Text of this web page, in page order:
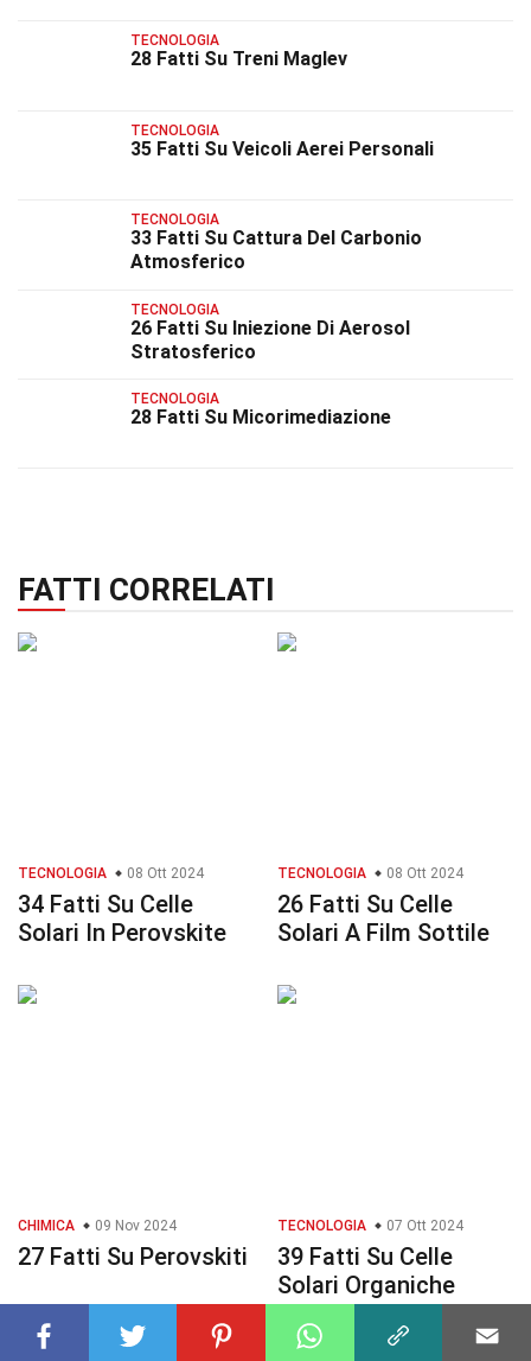
TECNOLOGIA
28 Fatti Su Treni Maglev
TECNOLOGIA
35 Fatti Su Veicoli Aerei Personali
TECNOLOGIA
33 Fatti Su Cattura Del Carbonio
Atmosferico
TECNOLOGIA
26 Fatti Su Iniezione Di Aerosol
Stratosferico
TECNOLOGIA
28 Fatti Su Micorimediazione
FATTI CORRELATI
TECNOLOGIA 08 Ott 2024
34 Fatti Su Celle
Solari In Perovskite
TECNOLOGIA 08 Ott 2024
26 Fatti Su Celle
Solari A Film Sottile
CHIMICA 09 Nov 2024
27 Fatti Su Perovskiti
TECNOLOGIA 07 Ott 2024
39 Fatti Su Celle
Solari Organiche